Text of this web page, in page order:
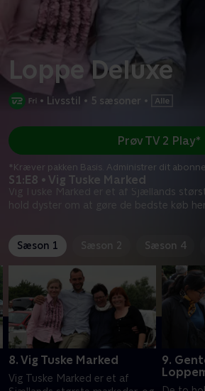
Loppe Deluxe
• Livsstil • 5 sæsoner •
S1:E8 • Vig Tuske Marked
Vig Tuske Marked er et af Sjællands
hold dyster om at gøre de bedste køb
Prøv TV 2 Play*
*Kræver pakken Basis. Administrer dit
Sæson 1 Sæson 2 Sæson 4
8. Vig Tuske Marked
Vig Tuske Marked er et af
9.